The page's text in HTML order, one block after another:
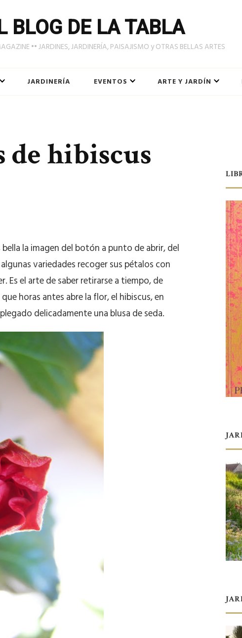
BLOG DE LA TABLA
•• JARDINES, JARDINERÍA, PAISAJISMO y OTRAS BELLAS ARTES
JARDINERÍA EVENTOS ARTE Y JARDÍN
de hibiscus
la imagen del botón a punto de abrir, del
variedades recoger sus pétalos con
Es el arte de saber retirarse a tiempo, de
horas antes abre la flor, el hibiscus, en
delicadamente una blusa de seda.